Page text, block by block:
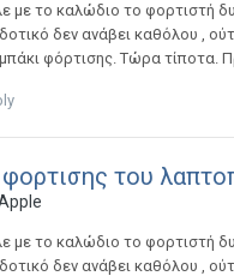
με το καλώδιο το φορτιστή
δεν ανάβει καθόλου ,
φόρτισης. Τώρα τίποτα.
του
με το καλώδιο το φορτιστή
δεν ανάβει καθόλου ,